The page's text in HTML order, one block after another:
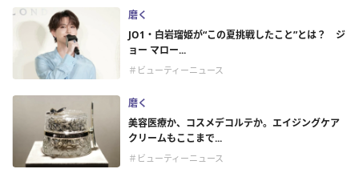
磨く
JO1・白岩瑠姫が“この夏挑戦したこと”とは？ ジ
ョー マロー...
＃ビューティーニュース
磨く
美容医療か、コスメデコルテか。エイジングケア
クリームもここまで...
＃ビューティーニュース